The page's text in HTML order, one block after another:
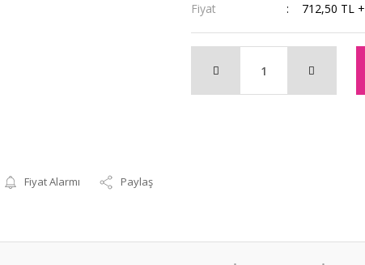
Fiyat Alarmı Paylaş
Fiyat
712,50 TL